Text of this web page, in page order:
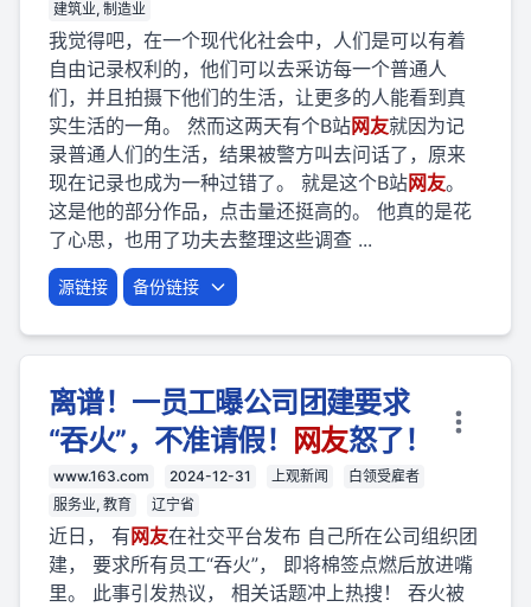
建筑业, 制造业
我觉得吧，在一个现代化社会中，人们是可以有着
自由记录权利的，他们可以去采访每一个普通人
们，并且拍摄下他们的生活，让更多的人能看到真
实生活的一角。 然而这两天有个B站网友就因为记
录普通人们的生活，结果被警方叫去问话了，原来
现在记录也成为一种过错了。 就是这个B站网友。
这是他的部分作品，点击量还挺高的。 他真的是花
了心思，也用了功夫去整理这些调查 ...
源链接 备份链接
离谱！一员工曝公司团建要求
“吞火”，不准请假！
网友怒了！
www.163.com 2024-12-31 上观新闻
白领受雇者
服务业, 教育
辽宁省
近日， 有 网友在社交平台发布 自己所在公司组织团
建， 要求所有员工“吞火”， 即将棉签点燃后放进嘴
里。 此事引发热议， 相关话题冲上热搜！ 吞火被